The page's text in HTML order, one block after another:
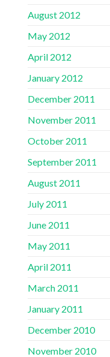
August 2012
May 2012
April 2012
January 2012
December 2011
November 2011
October 2011
September 2011
August 2011
July 2011
June 2011
May 2011
April 2011
March 2011
January 2011
December 2010
November 2010